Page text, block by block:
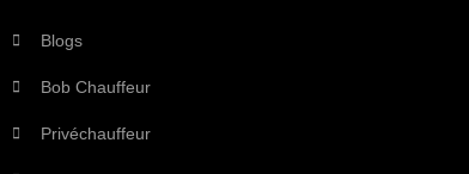
Blogs
Bob Chauffeur
Privéchauffeur